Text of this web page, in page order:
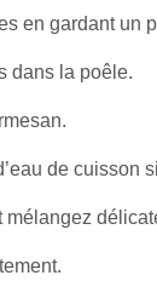
en gardant un
dans la poêle.
de cuisson
mélangez